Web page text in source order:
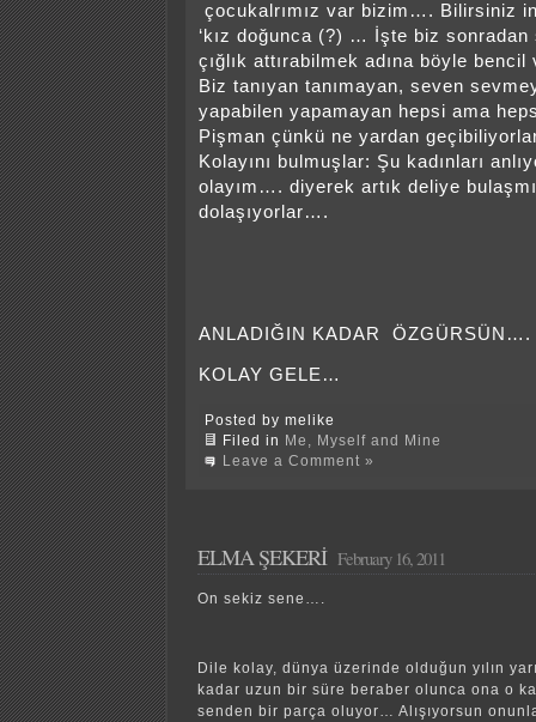
çocukalrımız var bizim…. Bilirsiniz
‘kız doğunca (?) … İşte biz
çığlık attırabilmek adına böyle bencil
Biz tanıyan tanımayan, seven
yapabilen yapamayan hepsi ama
Pişman çünkü ne yardan
Kolayını bulmuşlar: Şu kadınları
olayım…. diyerek artık deliye
dolaşıyorlar….
ANLADIĞIN KADAR ÖZGÜRSÜN….
KOLAY GELE…
Posted by melike
Filed in
Me, Myself and Mine
Leave a Comment »
ELMA ŞEKERİ February 16, 2011
On sekiz sene….
Dile kolay, dünya üzerinde olduğun yılın
kadar uzun bir süre beraber olunca ona o
senden bir parça oluyor… Alışıyorsun